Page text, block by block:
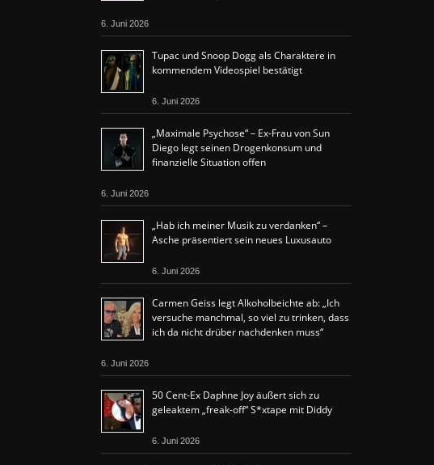
6. Juni 2026
Tupac und Snoop Dogg als Charaktere in
kommendem Videospiel bestätigt
6. Juni 2026
„Maximale Psychose“ – Ex-Frau von Sun
Diego legt seinen Drogenkonsum und
finanzielle Situation offen
6. Juni 2026
„Hab ich meiner Musik zu verdanken“ –
Asche präsentiert sein neues Luxusauto
6. Juni 2026
Carmen Geiss legt Alkoholbeichte ab: „Ich
versuche manchmal, so viel zu trinken, dass
ich da nicht drüber nachdenken muss“
6. Juni 2026
50 Cent-Ex Daphne Joy äußert sich zu
geleaktem „freak-off“ S*xtape mit Diddy
6. Juni 2026